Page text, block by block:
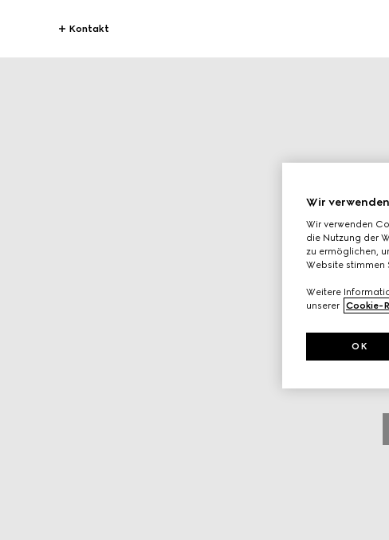
Kontakt
Wir
Wir verwenden
die Nutzung der
zu ermöglichen,
Website stimmen
Weitere
unserer Cookie-
OK